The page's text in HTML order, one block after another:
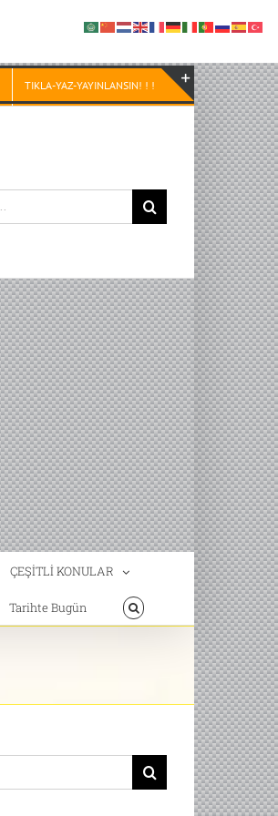
TIKLA-YAZ-YAYINLANSIN! ! !
ÇEŞİTLİ KONULAR
Tarihte Bugün
Toggle
Sliding
Bar
Area